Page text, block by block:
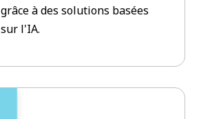
grâce à des solutions basées
sur l'IA.